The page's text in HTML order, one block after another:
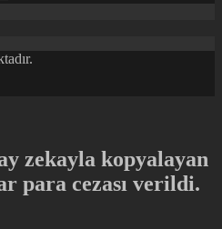
zekayla kopyalayan
para cezası verildi.